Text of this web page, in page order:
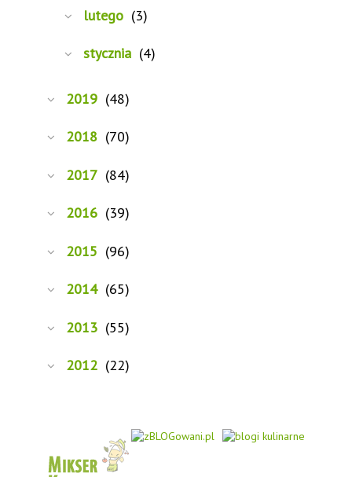
lutego (3)
stycznia (4)
2019 (48)
2018 (70)
2017 (84)
2016 (39)
2015 (96)
2014 (65)
2013 (55)
2012 (22)